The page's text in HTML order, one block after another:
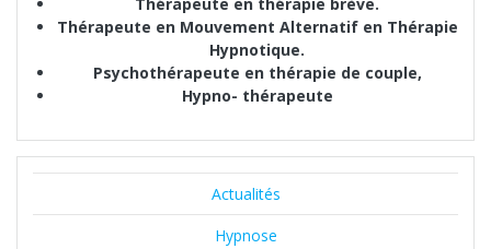
Thérapeute en Mouvement Alternatif en Thérapie
Hypnotique.
Psychothérapeute en thérapie de couple,
Hypno- thérapeute
Actualités
Hypnose